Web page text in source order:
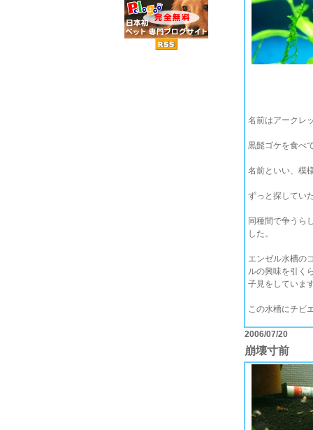
名前はアークレ
黒髭ゴケを食べ
名前といい、模
ずっと探してい
同種間で争うら
した。
エンゼル水槽の
ルの興味を引く
子見をしていま
この水槽にチビ
2006/07/20
崩壊寸前